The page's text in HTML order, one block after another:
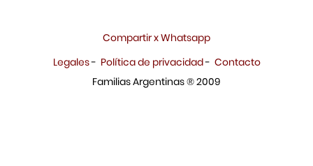
Compartir x Whatsapp
Legales- Política de privacidad- Contacto
Familias Argentinas ® 2009